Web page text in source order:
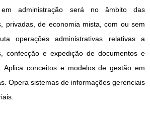
em administração será no âmbito das
privadas, de economia mista, com ou sem
operações administrativas relativas a
confecção e expedição de documentos e
Aplica conceitos e modelos de gestão em
Opera sistemas de informações gerenciais